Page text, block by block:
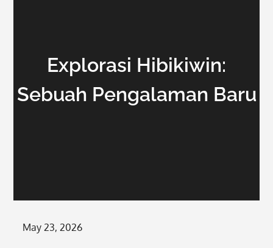
Explorasi Hibikiwin:
Sebuah Pengalaman Baru
Posted
May 23, 2026